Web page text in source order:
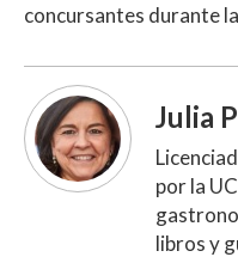
concursantes durante
Julia
por la
libros y